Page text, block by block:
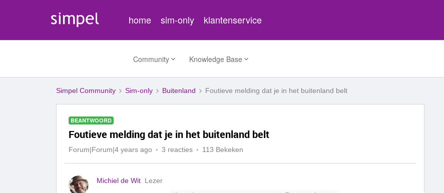
home sim-only klantenservice
Community Knowledge Base
Simpel Community Sim-only Buitenland Foutieve melding dat je in het buitenland belt
BEANTWOORD
Foutieve melding dat je in het buitenland belt
Forum|Forum|4 years ago 3 reacties 113 Bekeken
Michiel de Wit Lezer